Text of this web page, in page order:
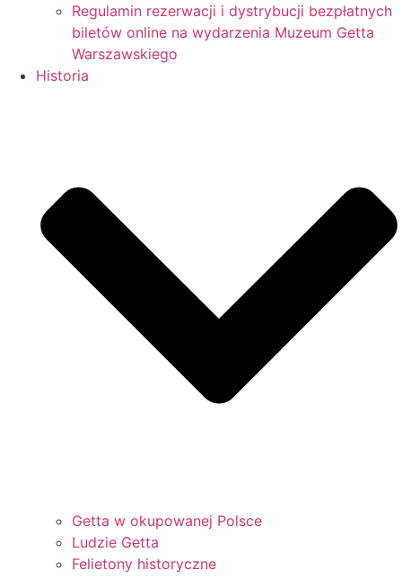
Regulamin rezerwacji i dystrybucji bezpłatnych
biletów online na wydarzenia Muzeum Getta
Warszawskiego
Historia
Getta w okupowanej Polsce
Ludzie Getta
Felietony historyczne